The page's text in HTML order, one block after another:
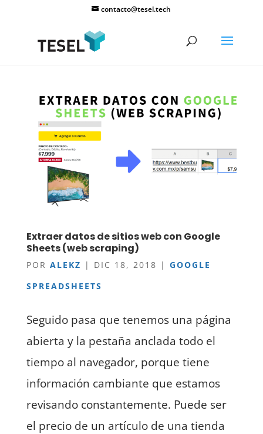
contacto@tesel.tech
Extraer datos de sitios web con Google
Sheets (web scraping)
POR ALEKZ | DIC 18, 2018 | GOOGLE
SPREADSHEETS
Seguido pasa que tenemos una página
abierta y la pestaña anclada todo el
tiempo al navegador, porque tiene
información cambiante que estamos
revisando constantemente. Puede ser
el precio de un artículo de una tienda